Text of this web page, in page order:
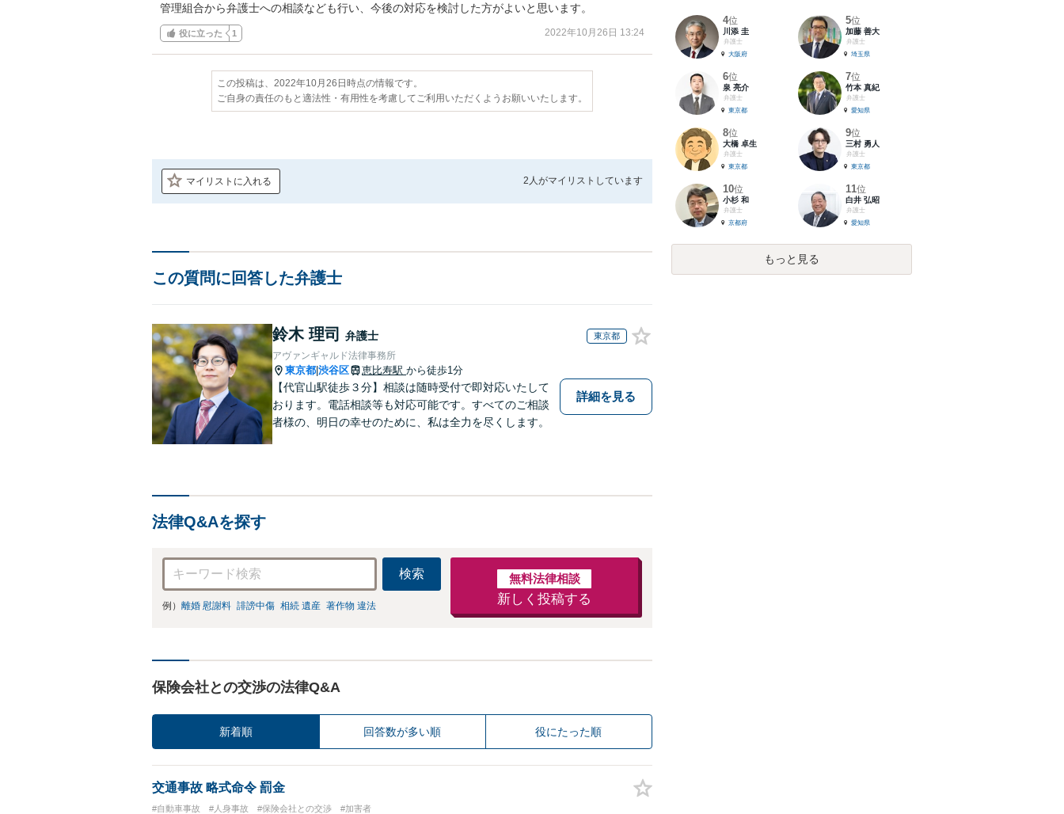
管理組合から弁護士への相談なども行い、今後の対応を検討した方がよいと思います。
役に立った 1 2022年10月26日 13:24
この投稿は、2022年10月26日時点の情報です。
ご自身の責任のもと適法性・有用性を考慮してご利用いただくようお願いいたします。
マイリストに入れる 2人がマイリストしています
この質問に回答した弁護士
鈴木 理司 弁護士 東京都
アヴァンギャルド法律事務所
東京都 渋谷区 恵比寿駅 から徒歩1分
【代官山駅徒歩３分】相談は随時受付で即対応いたして
おります。電話相談等も対応可能です。すべてのご相談
者様の、明日の幸せのために、私は全力を尽くします。
詳細を見る
法律Q&Aを探す
検索
例） 離婚 慰謝料 誹謗中傷 相続 遺産 著作物 違法
無料法律相談
新しく投稿する
保険会社との交渉の法律Q&A
新着順 回答数が多い順 役にたった順
交通事故 略式命令 罰金
#自動車事故 #人身事故 #保険会社との交渉 #加害者
4位
川添 圭
弁護士
大阪府
5位
加藤 善大
弁護士
埼玉県
6位
泉 亮介
弁護士
東京都
7位
竹本 真紀
弁護士
愛知県
8位
大橋 卓生
弁護士
東京都
9位
三村 勇人
弁護士
東京都
10位
小杉 和
弁護士
京都府
11位
白井 弘昭
弁護士
愛知県
もっと見る